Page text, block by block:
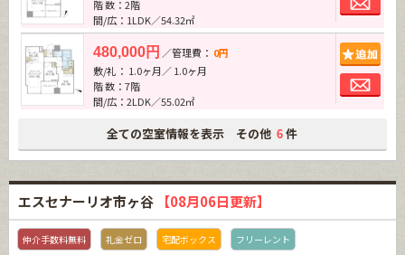
階 数：2階
間/広：1LDK／54.32㎡
480,000円 ／管理費： 0円
敷/礼： 1.0ヶ月／ 1.0ヶ月
階 数：7階
間/広：2LDK／55.02㎡
全ての空室情報を表示 その他 6 件
エスセナーリオ市ヶ谷 【08月06日更新】
仲介手数料無料 礼金ゼロ 宅配ボックス フリーレント